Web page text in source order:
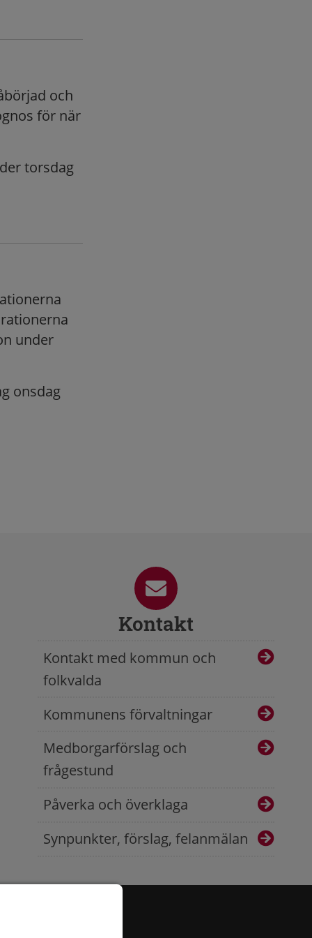
och
för när
torsdag
under
onsdag
Kontakt
Kontakt med kommun och
folkvalda
Kommunens förvaltningar
Medborgarförslag och
frågestund
Påverka och överklaga
Synpunkter, förslag, felanmälan